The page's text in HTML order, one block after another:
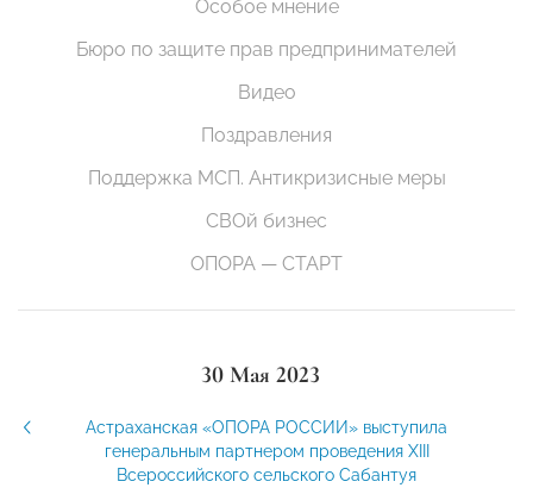
Особое мнение
Бюро по защите прав предпринимателей
Видео
Поздравления
Поддержка МСП. Антикризисные меры
СВОй бизнес
ОПОРА — СТАРТ
30 Мая 2023
Астраханская «ОПОРА РОССИИ» выступила
генеральным партнером проведения XIII
Всероссийского сельского Сабантуя